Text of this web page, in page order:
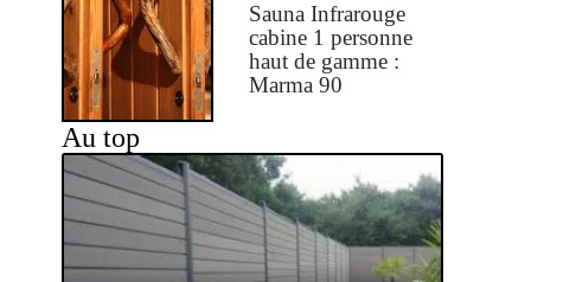
Sauna Infrarouge
cabine 1 personne
haut de gamme :
Marma 90
Au top